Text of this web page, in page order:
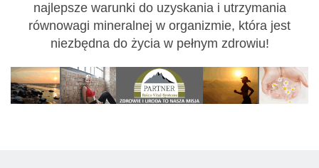
najlepsze warunki do uzyskania i utrzymania
równowagi mineralnej w organizmie, która jest
niezbędna do życia w pełnym zdrowiu!